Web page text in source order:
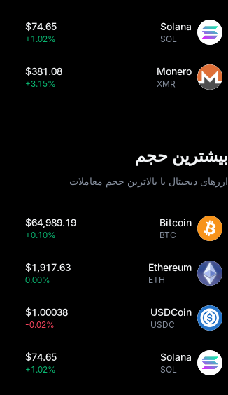
Solana
SOL
$74.65
+1.02%
Monero
XMR
$381.08
+3.15%
بیشترین حجم
ارزهای دیجیتال با بالاترین حجم معاملات
Bitcoin
BTC
$64,989.19
+0.10%
Ethereum
ETH
$1,917.63
0.00%
USDCoin
USDC
$1.00038
-0.02%
Solana
SOL
$74.65
+1.02%